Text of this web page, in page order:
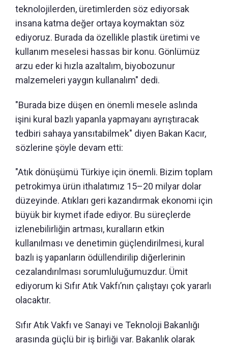
teknolojilerden, üretimlerden söz ediyorsak
insana katma değer ortaya koymaktan söz
ediyoruz. Burada da özellikle plastik üretimi ve
kullanım meselesi hassas bir konu. Gönlümüz
arzu eder ki hızla azaltalım, biyobozunur
malzemeleri yaygın kullanalım" dedi.
"Burada bize düşen en önemli mesele aslında
işini kural bazlı yapanla yapmayanı ayrıştıracak
tedbiri sahaya yansıtabilmek" diyen Bakan Kacır,
sözlerine şöyle devam etti:
"Atık dönüşümü Türkiye için önemli. Bizim toplam
petrokimya ürün ithalatımız 15–20 milyar dolar
düzeyinde. Atıkları geri kazandırmak ekonomi için
büyük bir kıymet ifade ediyor. Bu süreçlerde
izlenebilirliğin artması, kuralların etkin
kullanılması ve denetimin güçlendirilmesi, kural
bazlı iş yapanların ödüllendirilip diğerlerinin
cezalandırılması sorumluluğumuzdur. Ümit
ediyorum ki Sıfır Atık Vakfı’nın çalıştayı çok yararlı
olacaktır.
Sıfır Atık Vakfı ve Sanayi ve Teknoloji Bakanlığı
arasında güçlü bir iş birliği var. Bakanlık olarak